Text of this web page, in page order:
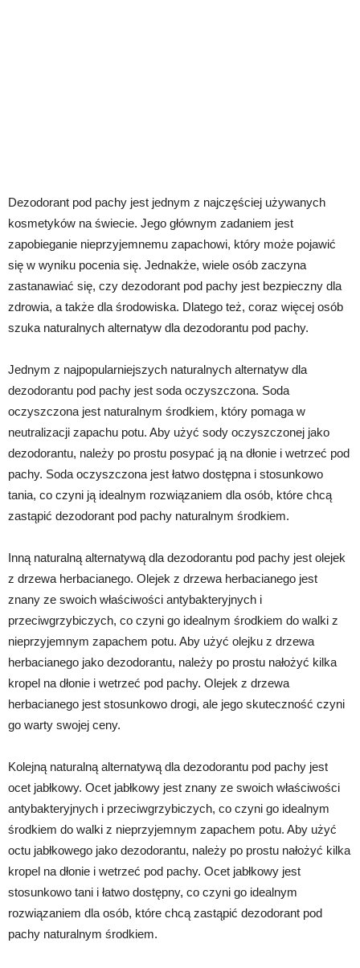
Dezodorant pod pachy jest jednym z najczęściej używanych
kosmetyków na świecie. Jego głównym zadaniem jest
zapobieganie nieprzyjemnemu zapachowi, który może pojawić
się w wyniku pocenia się. Jednakże, wiele osób zaczyna
zastanawiać się, czy dezodorant pod pachy jest bezpieczny dla
zdrowia, a także dla środowiska. Dlatego też, coraz więcej osób
szuka naturalnych alternatyw dla dezodorantu pod pachy.
Jednym z najpopularniejszych naturalnych alternatyw dla
dezodorantu pod pachy jest soda oczyszczona. Soda
oczyszczona jest naturalnym środkiem, który pomaga w
neutralizacji zapachu potu. Aby użyć sody oczyszczonej jako
dezodorantu, należy po prostu posypać ją na dłonie i wetrzeć pod
pachy. Soda oczyszczona jest łatwo dostępna i stosunkowo
tania, co czyni ją idealnym rozwiązaniem dla osób, które chcą
zastąpić dezodorant pod pachy naturalnym środkiem.
Inną naturalną alternatywą dla dezodorantu pod pachy jest olejek
z drzewa herbacianego. Olejek z drzewa herbacianego jest
znany ze swoich właściwości antybakteryjnych i
przeciwgrzybiczych, co czyni go idealnym środkiem do walki z
nieprzyjemnym zapachem potu. Aby użyć olejku z drzewa
herbacianego jako dezodorantu, należy po prostu nałożyć kilka
kropel na dłonie i wetrzeć pod pachy. Olejek z drzewa
herbacianego jest stosunkowo drogi, ale jego skuteczność czyni
go warty swojej ceny.
Kolejną naturalną alternatywą dla dezodorantu pod pachy jest
ocet jabłkowy. Ocet jabłkowy jest znany ze swoich właściwości
antybakteryjnych i przeciwgrzybiczych, co czyni go idealnym
środkiem do walki z nieprzyjemnym zapachem potu. Aby użyć
octu jabłkowego jako dezodorantu, należy po prostu nałożyć kilka
kropel na dłonie i wetrzeć pod pachy. Ocet jabłkowy jest
stosunkowo tani i łatwo dostępny, co czyni go idealnym
rozwiązaniem dla osób, które chcą zastąpić dezodorant pod
pachy naturalnym środkiem.